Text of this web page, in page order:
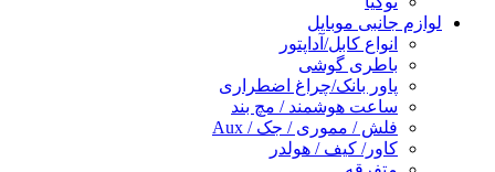
لوازم جانبی موبایل
انواع کابل/آداپتور
باطری گوشی
پاور بانک/چراغ اضطراری
ساعت هوشمند / مچ بند
فلش / مموری / جک / Aux
کاور/ کیف / هولدر